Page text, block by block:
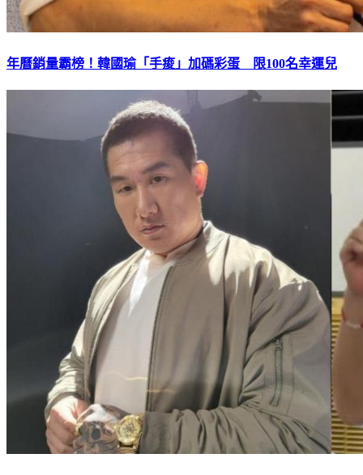
年曆銷量霸榜！韓國瑜「手痠」加碼彩蛋 限100名幸運兒